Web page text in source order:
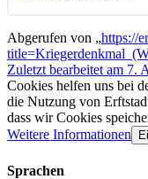
Abgerufen von „https://
Zuletzt bearbeitet am 7.
Cookies helfen uns bei
die Nutzung von
dass wir Cookies
Weitere Informationen
Sprachen